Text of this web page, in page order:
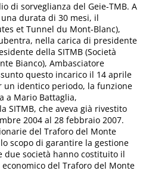
di sorveglianza del Geie-TMB. A
durata di 30 mesi, il
et Tunnel du Mont-Blanc),
nella carica di presidente
della SITMB (Società
Bianco), Ambasciatore
questo incarico il 14 aprile
un identico periodo, la funzione
a Mario Battaglia,
SITMB, che aveva già rivestito
2004 al 28 febbraio 2007.
del Traforo del Monte
scopo di garantire la gestione
società hanno costituito il
del Traforo del Monte